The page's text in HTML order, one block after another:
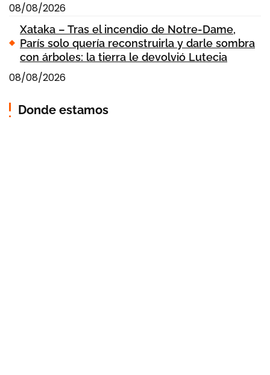
08/08/2026
Xataka – Tras el incendio de Notre-Dame,
París solo quería reconstruirla y darle sombra
con árboles: la tierra le devolvió Lutecia
08/08/2026
Donde estamos